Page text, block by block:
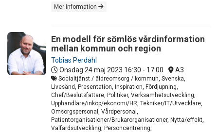
Mer information
En modell för sömlös vårdinformation
mellan kommun och region
Tobias Perdahl
Onsdag 24 maj 2023 16:30 - 17:00 A3
Socialtjänst / äldreomsorg / kommun, Svenska,
Livesänd, Presentation, Inspiration, Fördjupning,
Chef/Beslutsfattare, Politiker, Verksamhetsutveckling,
Upphandlare/inköp/ekonomi/HR, Tekniker/IT/Utvecklare,
Omsorgspersonal, Vårdpersonal,
Patientorganisationer/Brukarorganisationer, Nytta/effekt,
Välfärdsutveckling, Personcentrering,